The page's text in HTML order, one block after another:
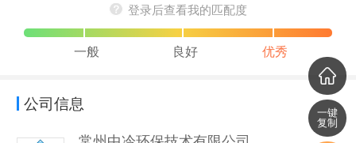
登录后查看我的匹配度
一般 良好 优秀
公司信息 一键
复制